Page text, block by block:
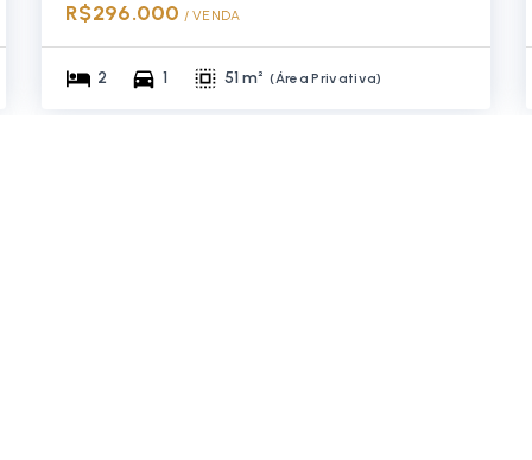
R$296.000 / VENDA
2 1 51 m² (Área Privativa)